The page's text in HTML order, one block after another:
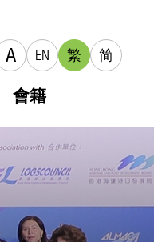
A EN 繁 简
會籍